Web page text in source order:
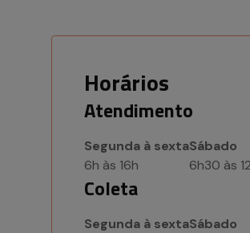
Horários
Atendimento
Segunda à sexta
6h às 16h
Sábado
6h30 às
Coleta
Segunda à sextaSábado